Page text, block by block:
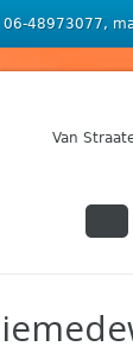
06-48973077,